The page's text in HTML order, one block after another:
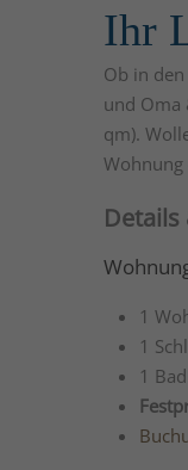
Ihr
Ob in
und Oma
qm).
Wohnung
1
1
1